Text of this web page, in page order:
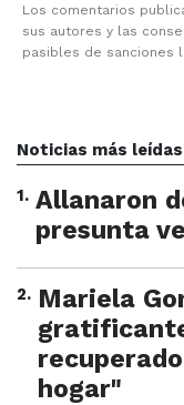
Los comentarios
sus autores y las
pasibles de sanciones
Noticias más leídas
1. Allanaron
presunta
2. Mariela
hogar"